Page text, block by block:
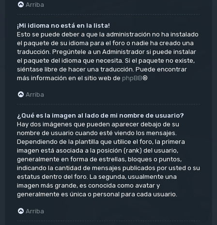
Arriba
¡Mi idioma no está en la lista!
Esto se puede deber a que la administración no ha instalado
el paquete de su idioma para el foro o nadie ha creado una
traducción. Pregúntele a un Administrador si puede instalar
el paquete del idioma que necesita. Si el paquete no existe,
siéntase libre de hacer una traducción. Puede encontrar
más información en el sitio web de phpBB®
Arriba
¿Qué es la imagen al lado de mi nombre de usuario?
Hay dos imágenes que pueden aparecer debajo de su
nombre de usuario cuando esté viendo los mensajes.
Dependiendo de la plantilla que utilice el foro, la primera
imagen está asociada a la posición (rank) del usuario,
generalmente en forma de estrellas, bloques o puntos,
indicando la cantidad de mensajes publicados por usted o su
estatus dentro del foro. La segunda, usualmente una
imagen más grande, es conocida como avatar y
generalmente es única o personal para cada usuario.
Arriba